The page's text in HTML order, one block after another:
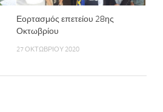
Εορτασμός επετείου 28ης
Οκτωβρίου
27 ΟΚΤΩΒΡΊΟΥ 2020